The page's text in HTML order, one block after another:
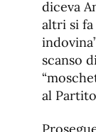
diceva
altri si fa
scanso
al